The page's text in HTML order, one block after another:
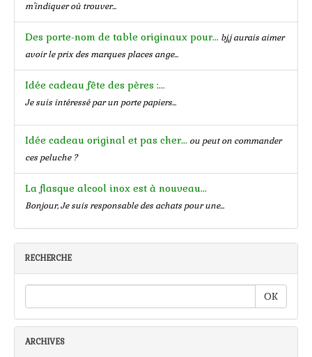
m'indiquer où trouver...
Des porte-nom de table originaux pour... bj,j aurais aimer
avoir le prix des marques places ange...
Idée cadeau fête des pères :...
Je suis intéressé par un porte papiers...
Idée cadeau original et pas cher... ou peut on commander
ces peluche ?
La flasque alcool inox est à nouveau...
Bonjour, Je suis responsable des achats pour une...
RECHERCHE
OK
ARCHIVES